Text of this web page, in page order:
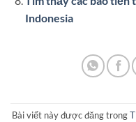
Indonesia
Bài viết này được đăng trong